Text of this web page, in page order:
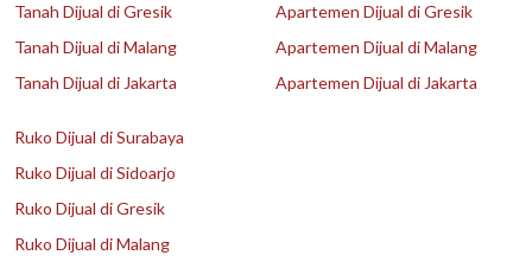
Tanah Dijual di Gresik
Tanah Dijual di Malang
Tanah Dijual di Jakarta
Apartemen Dijual di Gresik
Apartemen Dijual di Malang
Apartemen Dijual di Jakarta
Ruko Dijual di Surabaya
Ruko Dijual di Sidoarjo
Ruko Dijual di Gresik
Ruko Dijual di Malang